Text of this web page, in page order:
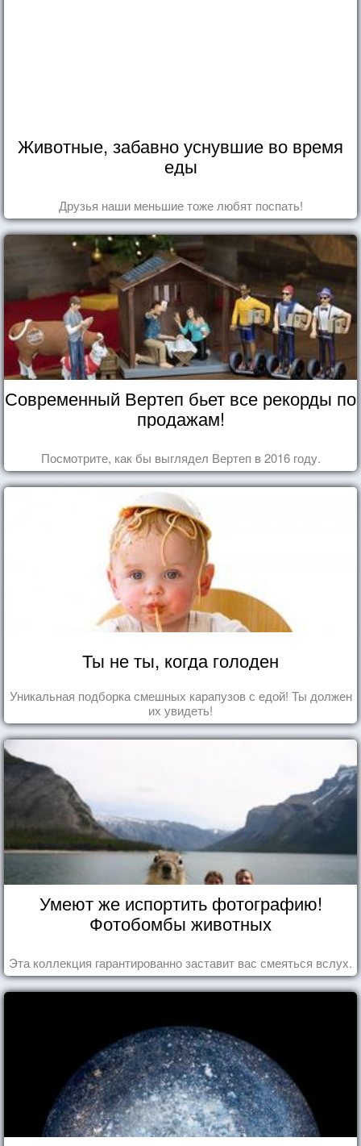
Животные, забавно уснувшие во время
еды
Друзья наши меньшие тоже любят поспать!
Современный Вертеп бьет все рекорды по
продажам!
Посмотрите, как бы выглядел Вертеп в 2016 году.
Ты не ты, когда голоден
Уникальная подборка смешных карапузов с едой! Ты должен
их увидеть!
Умеют же испортить фотографию!
Фотобомбы животных
Эта коллекция гарантированно заставит вас смеяться вслух.